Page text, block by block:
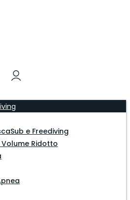
e Freediving
Ridotto